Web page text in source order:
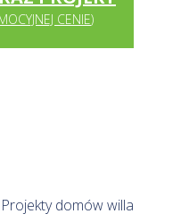
CENIE)
Projekty domów willa